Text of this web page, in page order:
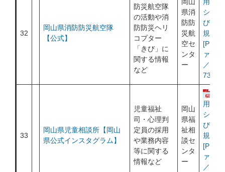
32
岡山県消防防災航空隊
【公式】
防災航空隊
の活動や消
防防災ヘリ
コプター
「きび」に
関する情報
など
県消
防防
災航
空セ
ンタ
ー
用ポリ
シー及
び利用
規約
[PDF
ァイル
／
33
岡山県児童相談所【岡山
県公式インスタグラム】
児童福祉
司・心理判
定員の採用
や業務内容
等に関する
情報など
岡山
県福
祉相
談セ
ンタ
ー
用ポリ
シー及
び利用
規約
[PDF
ァイル
／